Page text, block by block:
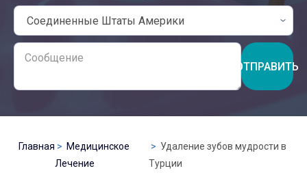
ОТПРАВИТЬ
Главная
Медицинское
Лечение
Удаление зубов мудрости в
Турции